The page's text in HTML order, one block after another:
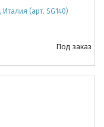
(арт. SG140)
Под заказ